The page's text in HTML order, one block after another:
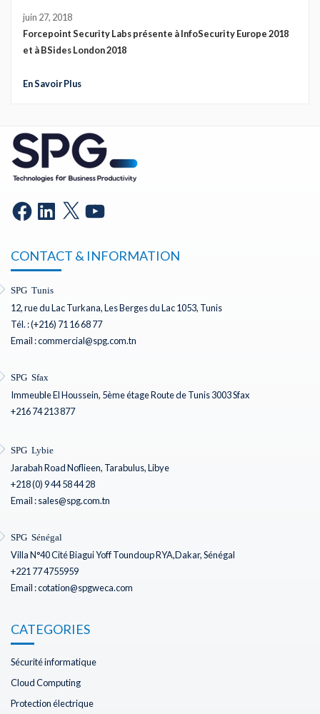
juin 27, 2018
Forcepoint Security Labs présente à InfoSecurity Europe 2018
et à BSides London 2018
En Savoir Plus
CONTACT & INFORMATION
SPG Tunis
12, rue du Lac Turkana, Les Berges du Lac 1053, Tunis
Tél. : (+216) 71 16 68 77
Email : commercial@spg.com.tn
SPG Sfax
Immeuble El Houssein, 5ème étage Route de Tunis 3003 Sfax
+216 74 213 877
SPG Lybie
Jarabah Road Noflieen, Tarabulus, Libye
+218 (0) 9 44 58 44 28
Email : sales@spg.com.tn
SPG Sénégal
Villa N°40 Cité Biagui Yoff Toundoup RYA,Dakar, Sénégal
+221 77 4755959
Email : cotation@spgweca.com
CATEGORIES
Sécurité informatique
Cloud Computing
Protection électrique